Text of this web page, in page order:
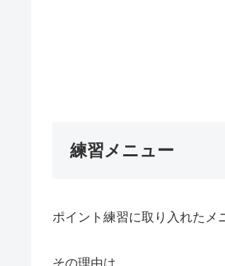
練習メニュー
ポイント練習に取り入れたメ
その理由は